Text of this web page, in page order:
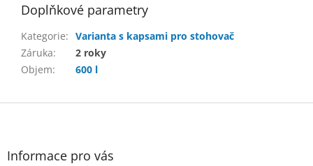
Doplňkové parametry
Kategorie: Varianta s kapsami pro stohovač
Záruka:
2 roky
Objem: 600 l
Z
Informace pro vás